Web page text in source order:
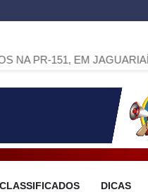
JAGUARIAÍVA >>
CLASSIFICADOS DICAS